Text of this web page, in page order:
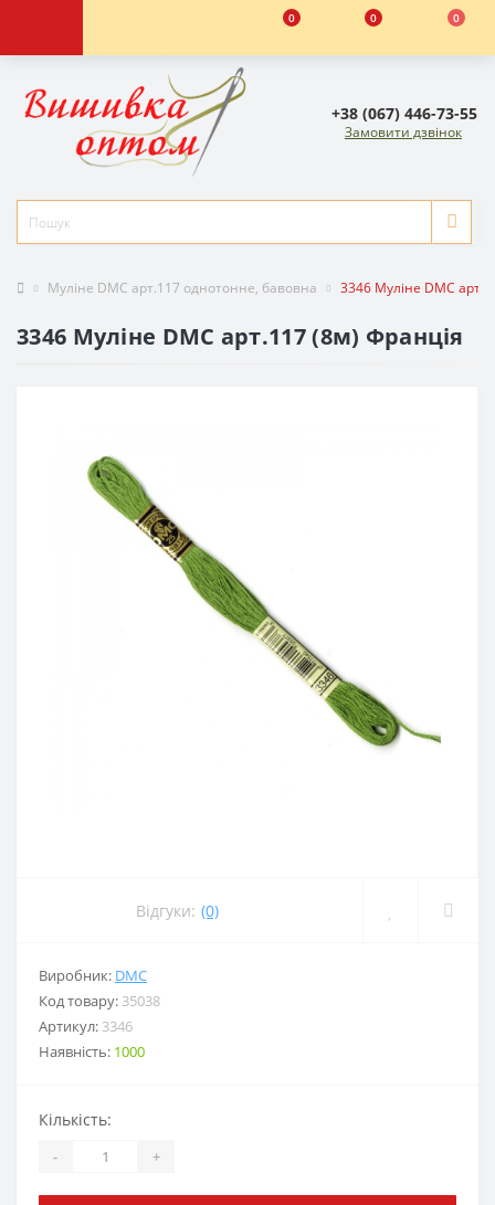
0 0 0
+38 (067) 446-73-55
Замовити дзвінок
Муліне DMC арт.117 однотонне, бавовна 3346 Муліне DMC
3346 Муліне DMC арт.117 (8м) Франція
Відгуки: (0)
Виробник: DMC
Код товару: 35038
Артикул: 3346
Наявність: 1000
Кількість:
- +